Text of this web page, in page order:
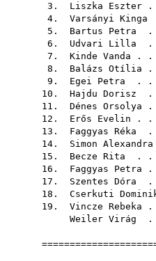
3. Liszka Eszter .
4. Varsányi Kinga
5. Bartus Petra .
6. Udvari Lilla .
7. Kinde Vanda .
8. Balázs Otília .
9. Egei Petra . .
10. Hajdu Dorisz .
11. Dénes Orsolya .
12. Erős Evelin .
13. Faggyas Réka .
14. Simon
15. Becze Rita . .
16. Faggyas Petra .
17. Szentes Dóra .
18. Cserkuti
19. Vincze Rebeka .
Weiler Virág .